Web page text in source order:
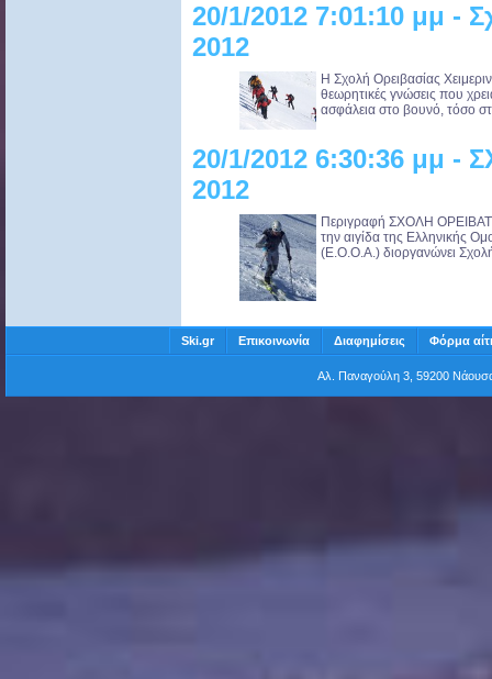
20/1/2012 7:01:10 μμ -
2012
Η Σχολή Ορειβασίας
θεωρητικές γνώσεις που
ασφάλεια στο βουνό, τόσο
20/1/2012 6:30:36 μμ -
2012
Περιγραφή ΣΧΟΛΗ
την αιγίδα της Ελληνικής
(Ε.Ο.Ο.Α.) διοργανώνει
Ski.gr Επικοινωνία Διαφημίσεις Φόρμα
Αλ. Παναγούλη 3, 59200